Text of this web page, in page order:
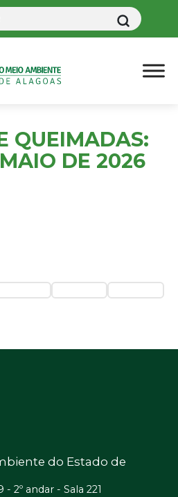
QUEIMADAS:
DE 2026
do Estado de
2º andar - Sala 221